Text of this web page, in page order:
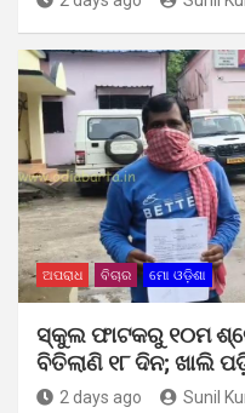
ଅପରାଧ ବିଚାର ମୋ ଓଡ଼ିଶା
ସ୍କୁଲ ଫାଟକରୁ ୧୦ମ
ବିତିଲାଣି ୧୮ ଦିନ; ଖାଲି
2 days ago Sunil